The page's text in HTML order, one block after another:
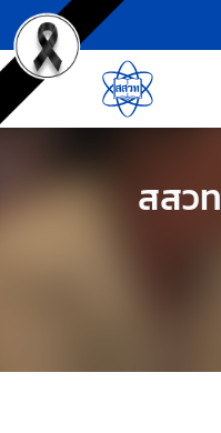
ข้ามไปยังเนื้อหาหลัก
เครื่องมือช่วยเหลือ
สสว